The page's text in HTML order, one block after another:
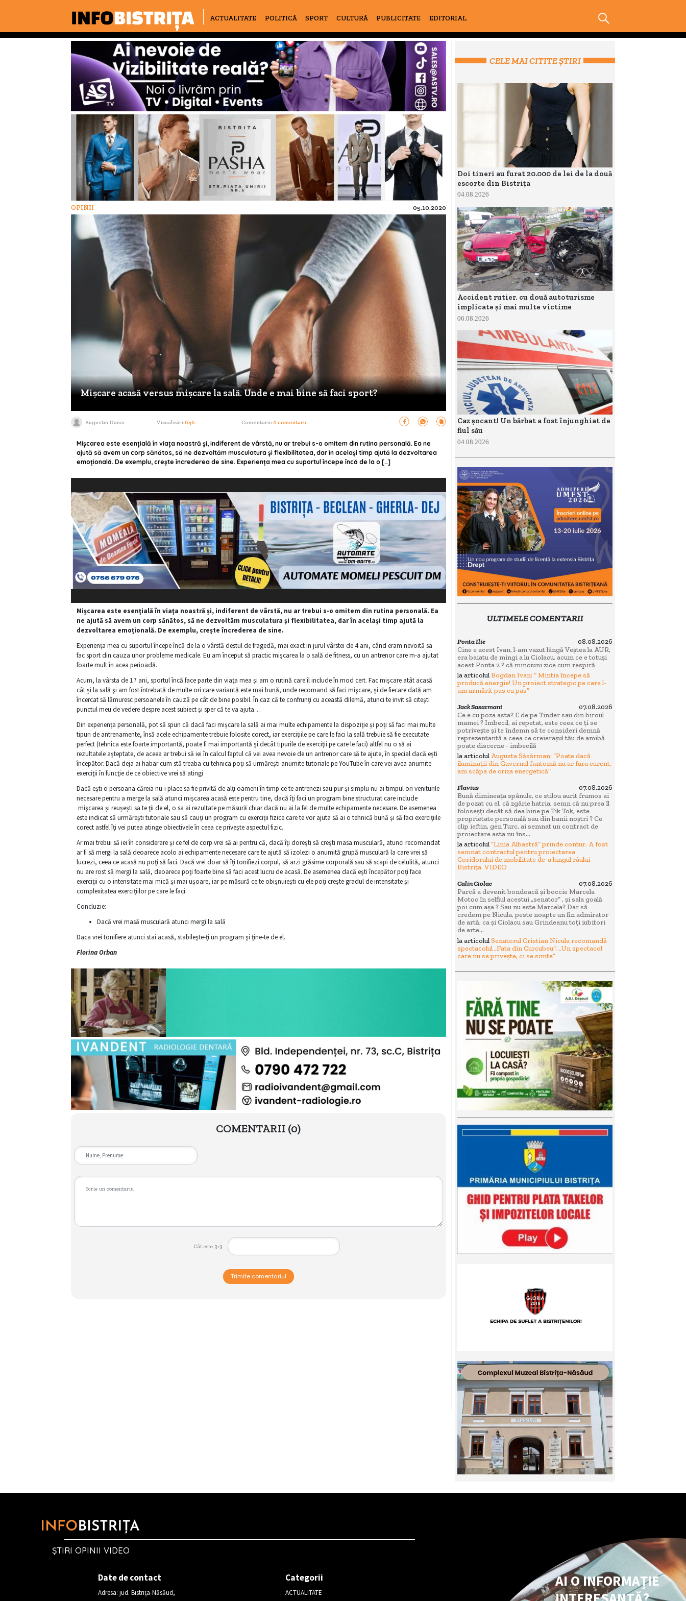
ACTUALITATE POLITICĂ SPORT CULTURĂ PUBLICITATE EDITORIAL
OPINII 05.10.2020
Mișcare acasă versus mișcare la sală. Unde e mai bine să faci sport?
Augustin Danci Vizualizări:646 Comentarii: 0 comentarii
Mişcarea este esenţială în viaţa noastră și, indiferent de vârstă, nu ar trebui s-o omitem din rutina personală. Ea ne
ajută să avem un corp sănătos, să ne dezvoltăm musculatura şi flexibilitatea, dar în același timp ajută la dezvoltarea
emoțională. De exemplu, crește încrederea de sine. Experiența mea cu suportul începe încă de la o […]
Mişcarea este esenţială în viaţa noastră și, indiferent de vârstă, nu ar trebui s-o omitem din rutina personală. Ea
ne ajută să avem un corp sănătos, să ne dezvoltăm musculatura şi flexibilitatea, dar în același timp ajută la
dezvoltarea emoțională. De exemplu, crește încrederea de sine.
Experiența mea cu suportul începe încă de la o vârstă destul de fragedă, mai exact in jurul vârstei de 4 ani, când eram nevoită sa
fac sport din cauza unor probleme medicale. Eu am început să practic mișcarea la o sală de fitness, cu un antrenor care m-a ajutat
foarte mult în acea perioadă.
Acum, la vârsta de 17 ani, sportul încă face parte din viaţa mea și am o rutină care îl include în mod cert. Fac mişcare atât acasă
cât și la sală şi am fost întrebată de multe ori care variantă este mai bună, unde recomand să faci mişcare, şi de fiecare dată am
încercat să lămuresc persoanele în cauză pe cât de bine posibil. În caz că te confrunţi cu această dilemă, atunci te invit să citeşti
punctul meu de vedere despre acest subiect şi sper că te va ajuta…
Din experiența personală, pot să spun că dacă faci mișcare la sală ai mai multe echipamente la dispoziţie și poți să faci mai multe
tipuri de antrenamente, însă acele echipamente trebuie folosite corect, iar exerciţiile pe care le faci la sală trebuie să fie executate
perfect (tehnica este foarte importantă, poate fi mai importantă şi decât tipurile de exerciţii pe care le faci) altfel nu o să ai
rezultatele aşteptate, de aceea ar trebui să iei în calcul faptul că vei avea nevoie de un antrenor care să te ajute, în special dacă eşti
începător. Dacă deja ai habar cum stă treaba cu tehnica poţi să urmăreşti anumite tutoriale pe YouTube în care vei avea anumite
exerciţii în funcţie de ce obiective vrei să atingi
Dacă ești o persoana căreia nu-i place sa fie privită de alți oameni în timp ce te antrenezi sau pur și simplu nu ai timpul ori veniturile
necesare pentru a merge la sală atunci mișcarea acasă este pentru tine, dacă îţi faci un program bine structurat care include
mişcarea și reușești sa te ţii de el, o sa ai rezultate pe măsură chiar dacă nu ai la fel de multe echipamente necesare. De asemenea
este indicat să urmărești tutoriale sau să cauți un program cu exerciții fizice care te vor ajuta să ai o tehnică bună și să faci exercițiile
corect astfel îţi vei putea atinge obiectivele în ceea ce privește aspectul fizic.
Ar mai trebui să iei în considerare şi ce fel de corp vrei să ai pentru că, dacă îţi doreşti să creşti masa musculară, atunci recomandat
ar fi să mergi la sală deoarece acolo ai echipamente necesare care te ajută să izolezi o anumită grupă musculară la care vrei să
lucrezi, ceea ce acasă nu poţi să faci. Dacă vrei doar să îţi tonifiezi corpul, să arzi grăsime corporală sau să scapi de celulită, atunci
nu are rost să mergi la sală, deoarece poţi foarte bine să faci acest lucru de acasă. De asemenea dacă eşti începător poţi face
exerciţii cu o intensitate mai mică şi mai uşoare, iar pe măsură ce te obişnuieşti cu ele poţi creşte gradul de intensitate şi
complexitatea exerciţiilor pe care le faci.
Concluzie:
Dacă vrei masă musculară atunci mergi la sală
Daca vrei tonifiere atunci stai acasă, stabileşte-ţi un program şi ţine-te de el.
Florina Orban
COMENTARII (0)
Cât este 3+3
Trimite comentariul
CELE MAI CITITE ȘTIRI
Doi tineri au furat 20.000 de lei de la două
escorte din Bistrița
04.08.2026
Accident rutier, cu două autoturisme
implicate și mai multe victime
06.08.2026
Caz șocant! Un bărbat a fost înjunghiat de
fiul său
04.08.2026
ULTIMELE COMENTARII
Ponta Ilie
08.08.2026
Cine e acest Ivan, l-am vazut lângă Veștea la AUR,
era baiatu de mingi a lu Ciolacu, acum ce e totuși
acest Ponta 2 ? că minciuni zice cum respiră
la articolulBogdan Ivan: “ Mintia începe să
producă energie! Un proiect strategic pe care l-
am urmărit pas cu pas”
Jack Sasarmani
07.08.2026
Ce e cu poza asta? E de pe Tinder sau din biroul
mamei ? Imbecil, ai repetat, este ceea ce ți se
potrivește și te îndemn să te consideri demnă
reprezentantă a ceea ce creierașul tău de amibă
poate discerne - imbecilă
la articolul Augusta Săsărman: “Poate dacă
iluminații din Guvernul fantomă nu ar fura curent,
am scăpa de criza energetică”
Flavius
07.08.2026
Bună dimineața spânule, ce stilou aurit frumos ai
de pozat cu el, că zgârie hatria, semn că nu prea îl
foloseșți decât să dea bine pe Tik Tok, este
proprietate personală sau din banii noștri ? Ce
clip ieftin, gen Turc, ai semnat un contract de
proiectare asta nu îns...
la articolul“Linia Albastră” prinde contur. A fost
semnat contractul pentru proiectarea
Coridorului de mobilitate de-a lungul râului
Bistrița. VIDEO
Calin Ciolac
07.08.2026
Parcă a devenit bondoacă și boccie Marcela
Motoc în selfiul acestui „senator” , și sala goală
poi cum așa ? Sau nu este Marcela? Dar să
credem pe Nicula, peste noapte un fin admirator
de artă, ca și Ciolacu sau Grindeanu toți iubitori
de arte...
la articolulSenatorul Cristian Nicula recomandă
spectacolul „Fata din Curcubeu”: „Un spectacol
care nu se privește, ci se simte”
ȘTIRI OPINII VIDEO
Date de contact
Adresa: jud. Bistrița-Năsăud,
Categorii
ACTUALITATE
AI O INFORMAȚIE